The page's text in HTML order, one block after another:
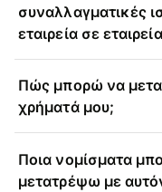
συναλλαγματικές
εταιρεία σε
Πώς μπορώ να
χρήματά μου;
Ποια νομίσματα
μετατρέψω με